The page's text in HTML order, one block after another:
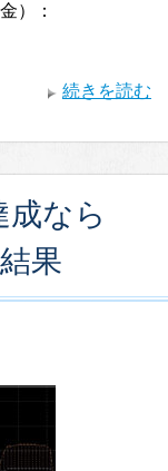
）：
続きを読む
成なら
果